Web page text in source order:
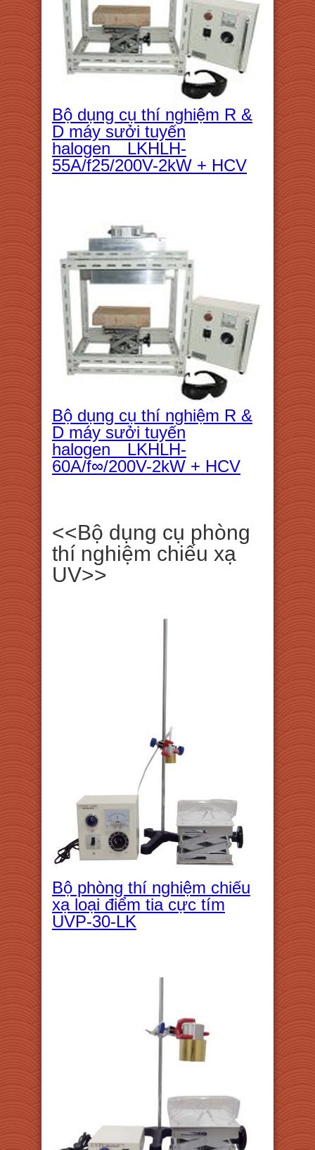
Bộ dụng cụ thí nghiệm R &
D máy sưởi tuyến
halogen LKHLH-
55A/f25/200V-2kW + HCV
Bộ dụng cụ thí nghiệm R &
D máy sưởi tuyến
halogen LKHLH-
60A/f∞/200V-2kW + HCV
<<Bộ dụng cụ phòng
thí nghiệm chiếu xạ
UV>>
Bộ phòng thí nghiệm chiếu
xạ loại điểm tia cực tím
UVP-30-LK